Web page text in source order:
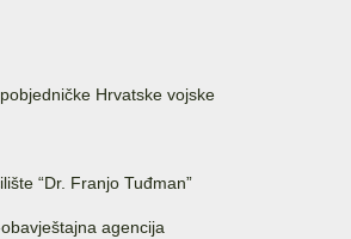
Hrvatske vojske
“Dr. Franjo Tuđman”
agencija